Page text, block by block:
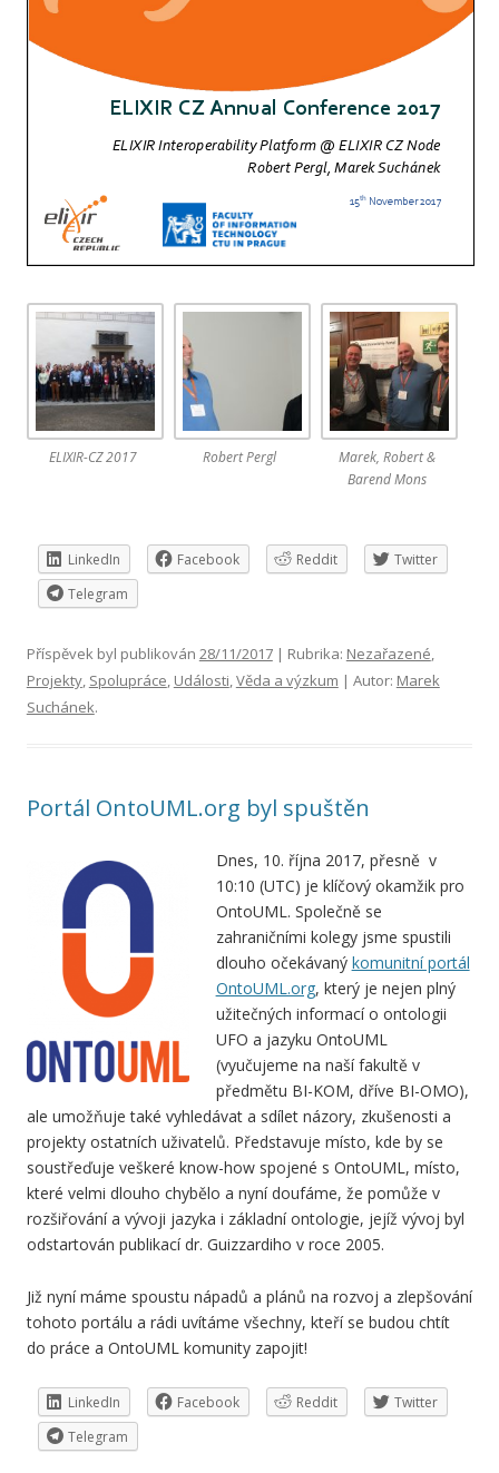
ELIXIR-CZ 2017 Robert Pergl
Marek, Robert &
Barend Mons
LinkedIn Facebook Reddit
Twitter
Telegram
Příspěvek byl publikován 28/11/2017| Rubrika: Nezařazené,
Projekty, Spolupráce, Události,Věda a výzkum | Autor: Marek
Suchánek.
Portál OntoUML.org byl spuštěn
Dnes, 10. října 2017, přesně v
10:10 (UTC) je klíčovýokamžik pro
OntoUML. Společně se
zahraničními kolegy jsme spustili
dlouho očekávaný komunitní portál
OntoUML.org, který je nejen plný
užitečných informací o ontologii
UFO a jazyku OntoUML
(vyučujeme na naší fakultě v
předmětu BI-KOM, dříve BI-OMO),
ale umožňuje také vyhledávat a sdílet názory, zkušenosti a
projekty ostatních uživatelů. Představuje místo, kde by se
soustřeďuje veškeré know-how spojené s OntoUML, místo,
které velmi dlouho chybělo a nyní doufáme, že pomůže v
rozšiřování a vývoji jazyka i základní ontologie, jejíž vývoj byl
odstartován publikací dr. Guizzardiho v roce 2005.
Již nyní máme spoustu nápadů a plánů na rozvoj a zlepšování
tohoto portálu a rádi uvítáme všechny, kteří se budou chtít
do práce a OntoUML komunity zapojit!
LinkedIn Facebook Reddit
Twitter
Telegram